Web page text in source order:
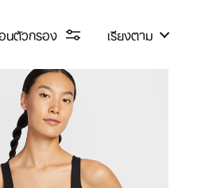
นตัวกรอง
เรียงตาม